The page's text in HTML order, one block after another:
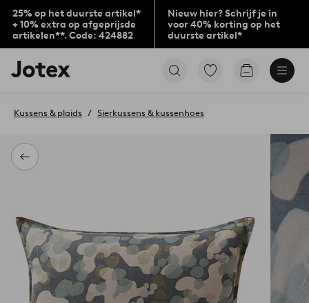
25% op het duurste artikel*
+ 10% extra op afgeprijsde
artikelen**. Code: 424882
Nieuw hier? Schrijf je in
voor 40% korting op het
duurste artikel*
Jotex
logo
to
home
page
Ga
Go
Terug
Kussens & plaids Sierkussens & kussenhoes